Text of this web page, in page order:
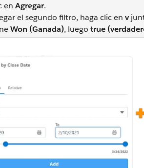
en Agregar.
el segundo filtro, haga clic en v
Won (Ganada), luego true